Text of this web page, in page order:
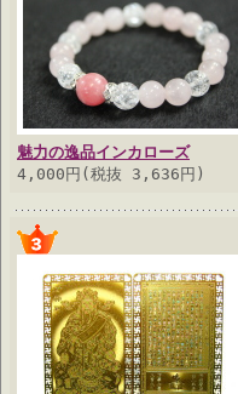
魅力の逸品インカローズ
4,000円(税抜 3,636円)